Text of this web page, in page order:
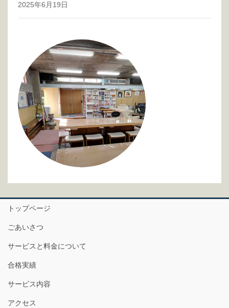
2025年6月19日
トップページ
ごあいさつ
サービスと料金について
合格実績
サービス内容
アクセス